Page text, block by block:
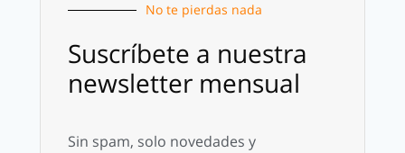
No te pierdas nada
Suscríbete a nuestra
newsletter mensual
Sin spam, solo novedades y